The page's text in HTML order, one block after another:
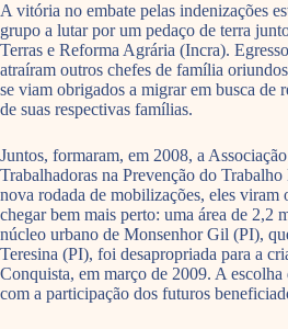
A vitória no embate pelas indenizações
grupo a lutar por um pedaço de terra
Terras e Reforma Agrária (Incra).
atraíram outros chefes de família
se viam obrigados a migrar em busca de
de suas respectivas famílias.
Juntos, formaram, em 2008, a
Trabalhadoras na Prevenção do
nova rodada de mobilizações, eles viram
chegar bem mais perto: uma área de 2,2
núcleo urbano de Monsenhor Gil (PI),
Teresina (PI), foi desapropriada para a
Conquista, em março de 2009. A
com a participação dos futuros